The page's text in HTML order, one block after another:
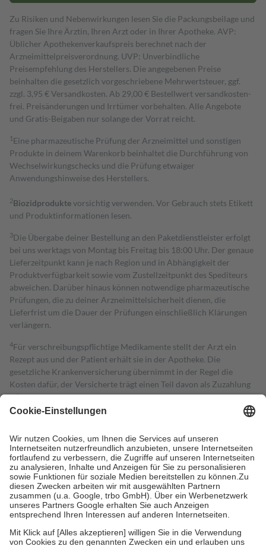
Zu Risiken und Nebenwirkungen lesen Sie die Packungsbeilage und
fragen Sie Ihre Ärztin, Ihren Arzt oder in Ihrer Apotheke. AVP:
Üblicher Apothekenverkaufspreis berechnet nach der
Arzneimittelpreisverordnung. UVP: Unverbindliche
Preisempfehlung des Herstellers. Die angegebenen Preise
beinhalten die gesetzlich vorgeschriebene Mehrwertsteuer, ggf.
zzgl. 3,95 € Versandkosten. Ab 29,00 € Bestell­wert versand­kosten­
frei. Preisänderungen und Irrtümer vorbehalten. Alle Angebote
und Gratis-Beigaben nur solange der Vorrat reicht.
1 Eine pharmazeutische Prüfung der Arzneimittel und sonstigen
Produkte in deinem Warenkorb beinhaltet die Durchführung von
Wechselwirkungschecks und die Prüfung etwaiger
Anwendungshinweise des Herstellers.
2Biozidproduktevorsichtig verwenden. Vor Gebrauch stets Etikett
und Produktinformationen lesen.
3Die Übergabe deiner Bestellung an den Paketdienstleister erfolgt
bei uns werktags von Montag bis Freitag bis 18:00 Uhr. Der genaue
Lieferzeitpunkt kann je nach Region und in Abhängigkeit der
Produktverfügbarkeit sowie vom Zustellzeitpunkt des Spediteurs
abweichen. Darüber hinaus können notwendige pharmazeutische
Prüfungen, die zu deiner Arzneimittelsicherheit dienen, die
Lieferfrist um die Dauer der Prüfungen einschließlich Klärungen
verlängern.
4Für verschreibungspflichtige Medikamente stellt der Arzt ein
Rezept aus und der Patient erhält sie in der Apotheke. Die
gesetzliche Krankenversicherung übernimmt in der Regel die
Kosten dafür, der Versicherte trägt einen Teil davon als Zuzahlung
mit.
Grundsätzlich leisten Mitglieder Zuzahlungen in Höhe von zehn
höchstens zehn Euro.
Es sind jedoch nie mehr als die tatsächlichen
Kosten der Leistung zu entrichten.
Diese Regeln gelten grundsätzlich auch für Online-Apotheken.
Bei Heilmitteln und häuslicher Krankenpflege beträgt die
Zuzahlung zehn Prozent der Kosten sowie zehn Euro je
Verordnung.
Um das Engagement der Versicherten für ihre eigene Gesundheit zu
stärken und die besondere Stellung der Familie zu unterstützen,
fallenkeine Zuzahlungenan bei: